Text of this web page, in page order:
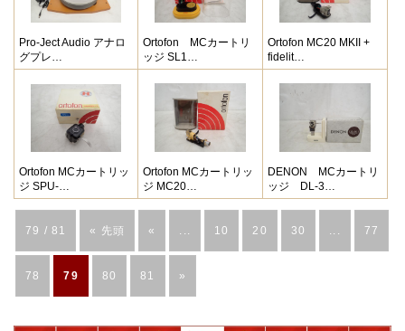
Pro-Ject Audio アナロ
グプレ…
Ortofon MCカートリ
ッジ SL1…
Ortofon MC20 MKII +
fidelit…
Ortofon MCカートリッ
ジ SPU-…
Ortofon MCカートリッ
ジ MC20…
DENON MCカートリ
ッジ DL-3…
79 / 81 « 先頭 « 10 20 30 77
78 79 80 81 »